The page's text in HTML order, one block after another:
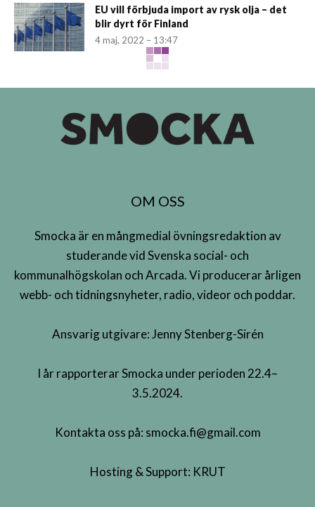
EU vill förbjuda import av rysk olja – det
blir dyrt för Finland
4 maj, 2022 – 13:47
OM OSS
Smocka är en mångmedial övningsredaktion av
studerande vid Svenska social- och
kommunalhögskolan och Arcada. Vi producerar årligen
webb- och tidningsnyheter, radio, videor och poddar.
Ansvarig utgivare: Jenny Stenberg-Sirén
I år rapporterar Smocka under perioden 22.4–
3.5.2024.
Kontakta oss på: smocka.fi@gmail.com
Hosting & Support: KRUT